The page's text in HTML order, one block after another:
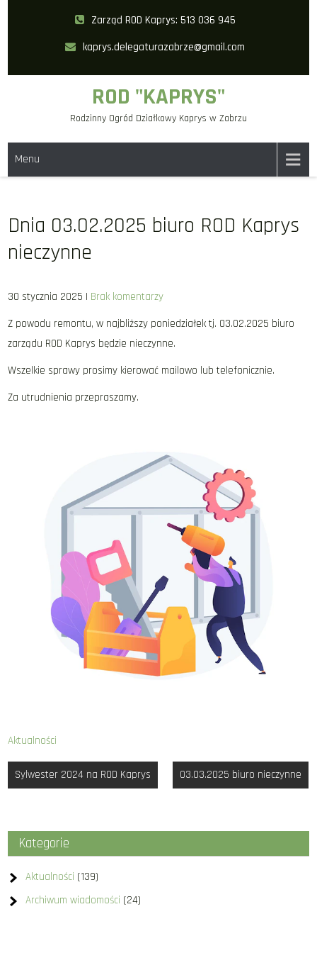
Zarząd ROD Kaprys: 513 036 945
kaprys.delegaturazabrze@gmail.com
ROD "KAPRYS"
Rodzinny Ogród Działkowy Kaprys w Zabrzu
Menu
Dnia 03.02.2025 biuro ROD Kaprys
nieczynne
30 stycznia 2025 | Brak komentarzy
Z powodu remontu, w najbliższy poniedziałek tj. 03.02.2025 biuro
zarządu ROD Kaprys będzie nieczynne.
Wszelkie sprawy prosimy kierować mailowo lub telefonicznie.
Za utrudnienia przepraszamy.
Aktualności
Nawigacja
wpisu
Sylwester 2024 na ROD Kaprys 03.03.2025 biuro nieczynne
Kategorie
Aktualności (139)
Archiwum wiadomości (24)